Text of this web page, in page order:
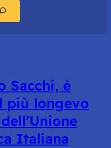
Sacchi, è
più longevo
Italiana